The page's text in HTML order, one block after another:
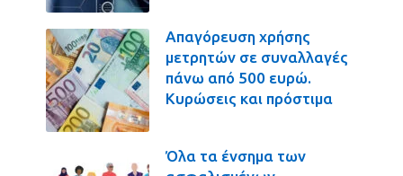
Απαγόρευση χρήσης
μετρητών σε συναλλαγές
πάνω από 500 ευρώ.
Κυρώσεις και πρόστιμα
Όλα τα ένσημα των